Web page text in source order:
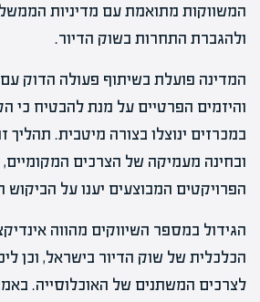
המשווקות מתואמת עם מדיניות
ולהגברת התחרות בשוק הדיור.
המדינה פועלת בשיתוף פעולה הדוק
והיזמים הפרטיים על מנת להבטיח כי
במכרזים ינוצלו בצורה מיטבית. תהליך
ובחינה מעמיקה של הצרכים
הפרויקטים המבוצעים יענו על הביקוש
הגידול במספר השיווקים מהווה
הכלכלית של שוק הדיור בישראל, וכן
לצרכים המשתנים של האוכלוסייה.